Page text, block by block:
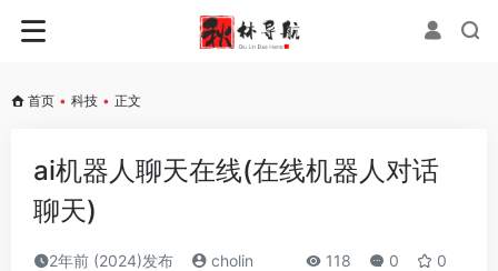
首页 • 科技 • 正文
ai机器人聊天在线(在线机器人对话
聊天)
2年前 (2024)发布 cholin 118 0 0